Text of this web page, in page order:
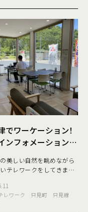
るのも楽しみのひと
立ち寄って、その時
せんか。今回は、昭
でワーケーション！
ンフォメーションセ
美しい自然を眺めながら
テレワークをしてきまし
メンバーでドライブを楽
ら只見町へ行ってきまし
に行く
レワーク 只見町
只見線